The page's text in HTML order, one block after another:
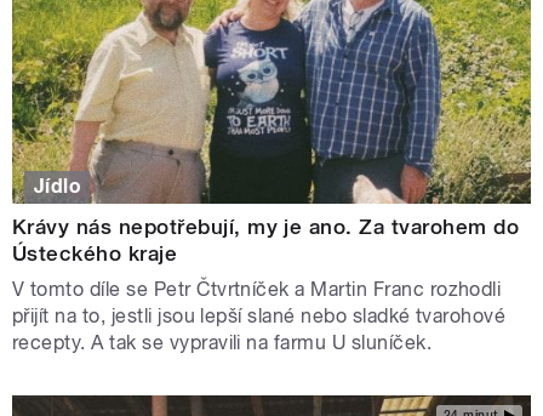
Jídlo
Krávy nás nepotřebují, my je ano. Za tvarohem do
Ústeckého kraje
V tomto díle se Petr Čtvrtníček a Martin Franc rozhodli
přijít na to, jestli jsou lepší slané nebo sladké tvarohové
recepty. A tak se vypravili na farmu U sluníček.